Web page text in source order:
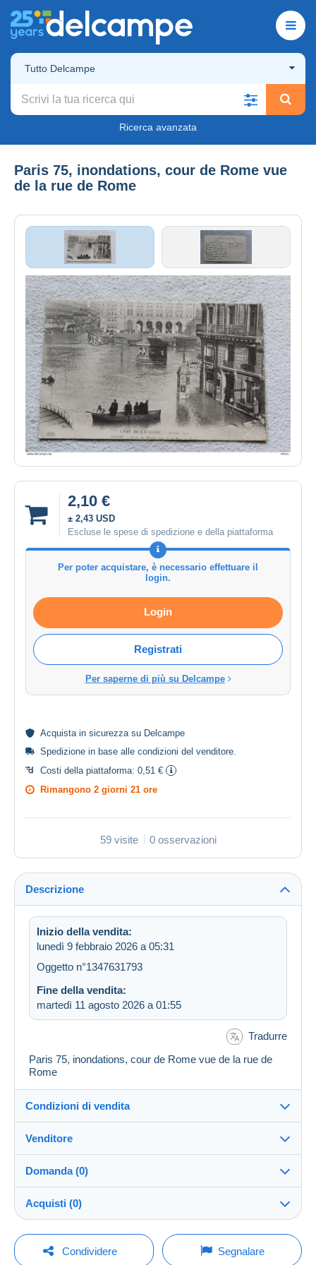
Tutto Delcampe
Ricerca avanzata
Paris 75, inondations, cour de Rome vue
de la rue de Rome
2,10 €
± 2,43 USD
Escluse le spese di spedizione e della piattaforma
Per poter acquistare, è necessario effettuare il
login.
Login
Registrati
Per saperne di più su Delcampe
Acquista in sicurezza su Delcampe
Spedizione in base alle condizioni del venditore
Costi della piattaforma: 0,51 €
Rimangono 2 giorni 21 ore
59 visite 0 osservazioni
Descrizione
Inizio della vendita:
lunedì 9 febbraio 2026 a 05:31
Oggetto n°1347631793
Fine della vendita:
martedì 11 agosto 2026 a 01:55
Tradurre
Paris 75, inondations, cour de Rome vue de la rue de
Rome
Condizioni di vendita
Destinazione:
Vedi l'elenco dei paesi
Direttamente al destinatario:
Sì
Invio dopo il pagamento
Venditore
vfbroc100%(10283x)
PRO
Negozio
Domanda (0)
Per inviare una domanda devi aprire una
Acquisti (0)
Ultimo aggiornamento: 04:06:58
Condividere Segnalare